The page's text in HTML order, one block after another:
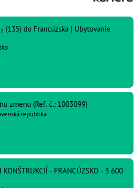
(135) do Francúzska | Ubytovanie
zmenu (Ref. č.: 1003099)
republika
KONŠTRUKCIÍ - FRANCÚZSKO - 3 600